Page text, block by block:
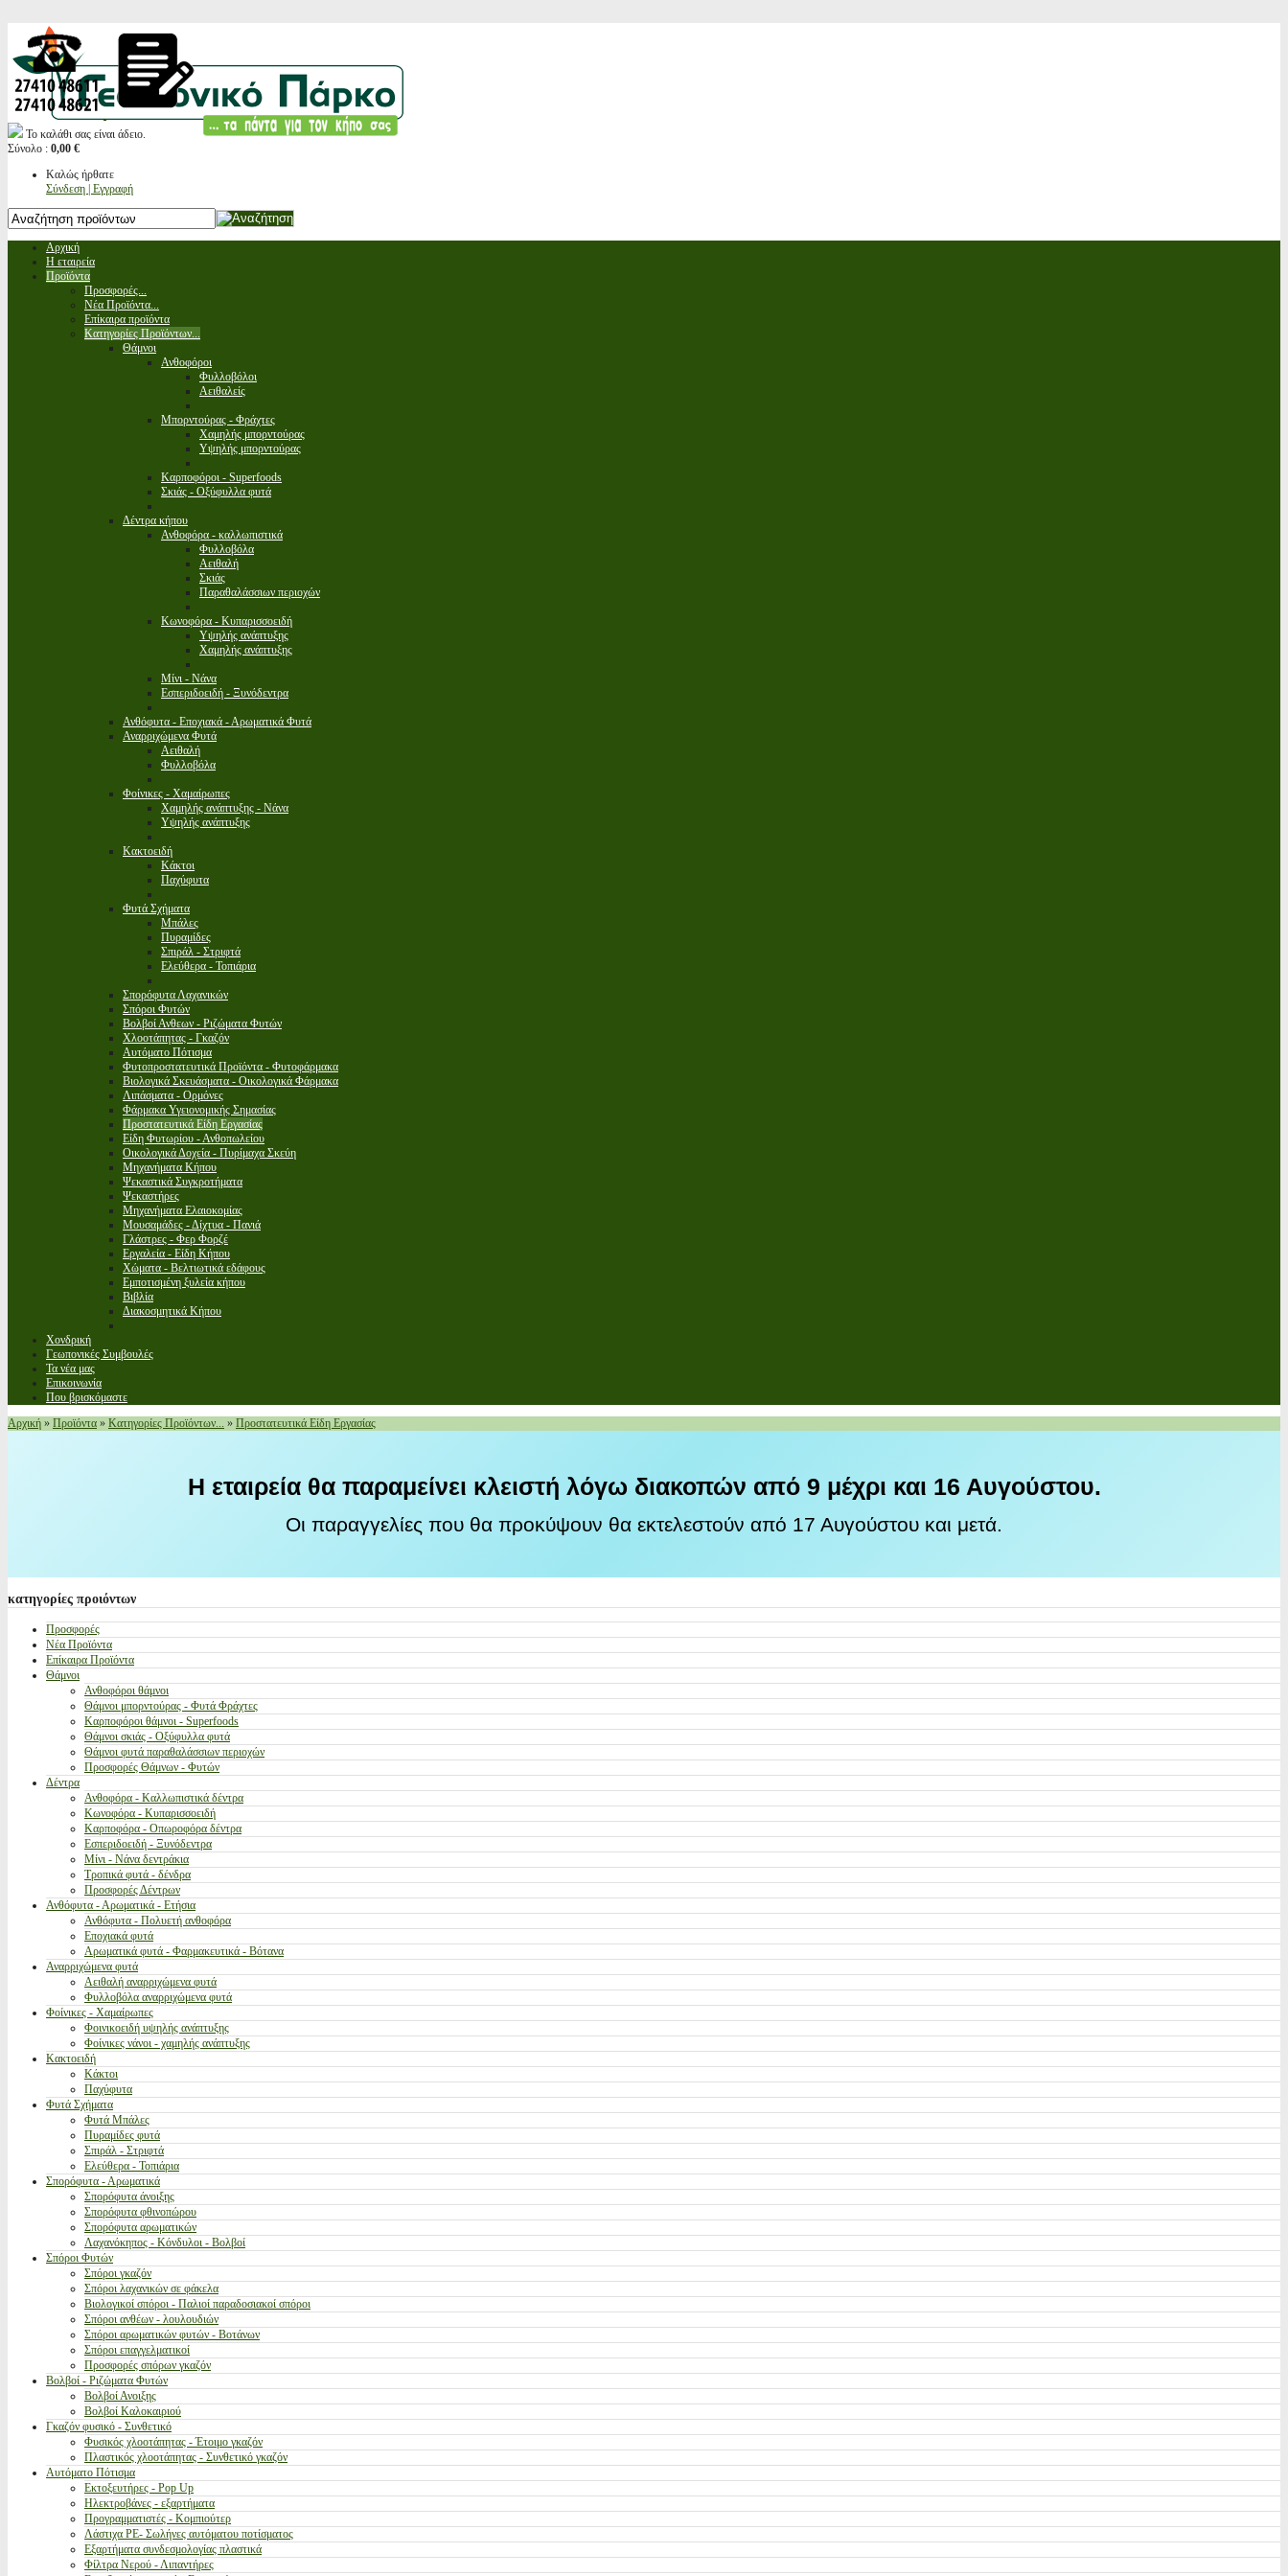
Το καλάθι σας είναι άδειο.
Σύνολο : 0,00 €
Καλώς ήρθατε
Σύνδεση | Εγγραφή
Αρχική
Η εταιρεία
Προϊόντα
Προσφορές...
Νέα Προϊόντα...
Επίκαιρα προϊόντα
Κατηγορίες Προϊόντων...
Θάμνοι
Ανθοφόροι
Φυλλοβόλοι
Αειθαλείς
Μπορντούρας - Φράχτες
Χαμηλής μπορντούρας
Υψηλής μπορντούρας
Καρποφόροι - Superfoods
Σκιάς - Οξύφυλλα φυτά
Δέντρα κήπου
Ανθοφόρα - καλλωπιστικά
Φυλλοβόλα
Αειθαλή
Σκιάς
Παραθαλάσσιων περιοχών
Κωνοφόρα - Κυπαρισσοειδή
Υψηλής ανάπτυξης
Χαμηλής ανάπτυξης
Μίνι - Νάνα
Εσπεριδοειδή - Ξυνόδεντρα
Ανθόφυτα - Εποχιακά - Αρωματικά Φυτά
Αναρριχώμενα Φυτά
Αειθαλή
Φυλλοβόλα
Φοίνικες - Χαμαίρωπες
Χαμηλής ανάπτυξης - Νάνα
Υψηλής ανάπτυξης
Κακτοειδή
Κάκτοι
Παχύφυτα
Φυτά Σχήματα
Μπάλες
Πυραμίδες
Σπιράλ - Στριφτά
Ελεύθερα - Τοπιάρια
Σπορόφυτα Λαχανικών
Σπόροι Φυτών
Βολβοί Ανθεων - Ριζώματα Φυτών
Χλοοτάπητας - Γκαζόν
Αυτόματο Πότισμα
Φυτοπροστατευτικά Προϊόντα - Φυτοφάρμακα
Βιολογικά Σκευάσματα - Οικολογικά Φάρμακα
Λιπάσματα - Ορμόνες
Φάρμακα Υγειονομικής Σημασίας
Προστατευτικά Είδη Εργασίας
Είδη Φυτωρίου - Ανθοπωλείου
Οικολογικά Δοχεία - Πυρίμαχα Σκεύη
Μηχανήματα Κήπου
Ψεκαστικά Συγκροτήματα
Ψεκαστήρες
Μηχανήματα Ελαιοκομίας
Μουσαμάδες - Δίχτυα - Πανιά
Γλάστρες - Φερ Φορζέ
Εργαλεία - Είδη Κήπου
Χώματα - Βελτιωτικά εδάφους
Εμποτισμένη ξυλεία κήπου
Βιβλία
Διακοσμητικά Κήπου
Χονδρική
Γεωπονικές Συμβουλές
Τα νέα μας
Επικοινωνία
Που βρισκόμαστε
Αρχική » Προϊόντα » Κατηγορίες Προϊόντων... » Προστατευτικά Είδη Εργασίας
Η εταιρεία θα παραμείνει κλειστή λόγω διακοπών από 9 μέχρι και 16 Αυγούστου.
Οι παραγγελίες που θα προκύψουν θα εκτελεστούν από 17 Αυγούστου και μετά.
κατηγορίες προιόντων
Προσφορές
Νέα Προϊόντα
Επίκαιρα Προϊόντα
Θάμνοι
Ανθοφόροι θάμνοι
Θάμνοι μπορντούρας - Φυτά Φράχτες
Καρποφόροι θάμνοι - Superfoods
Θάμνοι σκιάς - Οξύφυλλα φυτά
Θάμνοι φυτά παραθαλάσσιων περιοχών
Προσφορές Θάμνων - Φυτών
Δέντρα
Ανθοφόρα - Καλλωπιστικά δέντρα
Κωνοφόρα - Κυπαρισσοειδή
Καρποφόρα - Οπωροφόρα δέντρα
Εσπεριδοειδή - Ξυνόδεντρα
Μίνι - Νάνα δεντράκια
Τροπικά φυτά - δένδρα
Προσφορές Δέντρων
Ανθόφυτα - Αρωματικά - Ετήσια
Ανθόφυτα - Πολυετή ανθοφόρα
Εποχιακά φυτά
Αρωματικά φυτά - Φαρμακευτικά - Βότανα
Αναρριχώμενα φυτά
Αειθαλή αναρριχώμενα φυτά
Φυλλοβόλα αναρριχώμενα φυτά
Φοίνικες - Χαμαίρωπες
Φοινικοειδή υψηλής ανάπτυξης
Φοίνικες νάνοι - χαμηλής ανάπτυξης
Κακτοειδή
Κάκτοι
Παχύφυτα
Φυτά Σχήματα
Φυτά Μπάλες
Πυραμίδες φυτά
Σπιράλ - Στριφτά
Ελεύθερα - Τοπιάρια
Σπορόφυτα - Αρωματικά
Σπορόφυτα άνοιξης
Σπορόφυτα φθινοπώρου
Σπορόφυτα αρωματικών
Λαχανόκηπος - Κόνδυλοι - Βολβοί
Σπόροι Φυτών
Σπόροι γκαζόν
Σπόροι λαχανικών σε φάκελα
Βιολογικοί σπόροι - Παλιοί παραδοσιακοί σπόροι
Σπόροι ανθέων - λουλουδιών
Σπόροι αρωματικών φυτών - Βοτάνων
Σπόροι επαγγελματικοί
Προσφορές σπόρων γκαζόν
Βολβοί - Ριζώματα Φυτών
Βολβοί Ανοιξης
Βολβοί Καλοκαιριού
Γκαζόν φυσικό - Συνθετικό
Φυσικός χλοοτάπητας - Έτοιμο γκαζόν
Πλαστικός χλοοτάπητας - Συνθετικό γκαζόν
Αυτόματο Πότισμα
Εκτοξευτήρες - Pop Up
Ηλεκτροβάνες - εξαρτήματα
Προγραμματιστές - Κομπιούτερ
Λάστιχα PE- Σωλήνες αυτόματου ποτίσματος
Εξαρτήματα συνδεσμολογίας πλαστικά
Φίλτρα Νερού - Λιπαντήρες